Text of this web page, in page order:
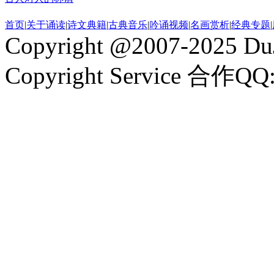
首页|关于诵读|诗文典籍|古典音乐|吟诵视频|名画赏析|经典专题|
Copyright @2007-2025
Copyright Service 合作